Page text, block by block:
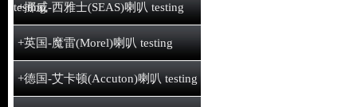
testing
+挪威-西雅士(SEAS)喇叭 testing
+英国-魔雷(Morel)喇叭 testing
+德国-艾卡顿(Accuton)喇叭 testing